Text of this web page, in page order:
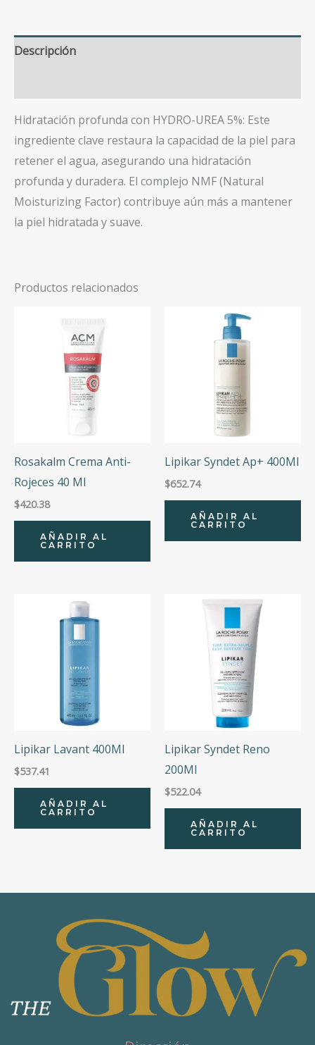
Descripción
Hidratación profunda con HYDRO-UREA 5%: Este
ingrediente clave restaura la capacidad de la piel para
retener el agua, asegurando una hidratación
profunda y duradera. El complejo NMF (Natural
Moisturizing Factor) contribuye aún más a mantener
la piel hidratada y suave.
Productos relacionados
Rosakalm Crema Anti-
Rojeces 40 Ml
$420.38
AÑADIR AL
CARRITO
Lipikar Syndet Ap+ 400Ml
$652.74
AÑADIR AL
CARRITO
Lipikar Lavant 400Ml
$537.41
AÑADIR AL
CARRITO
Lipikar Syndet Reno
200Ml
$522.04
AÑADIR AL
CARRITO